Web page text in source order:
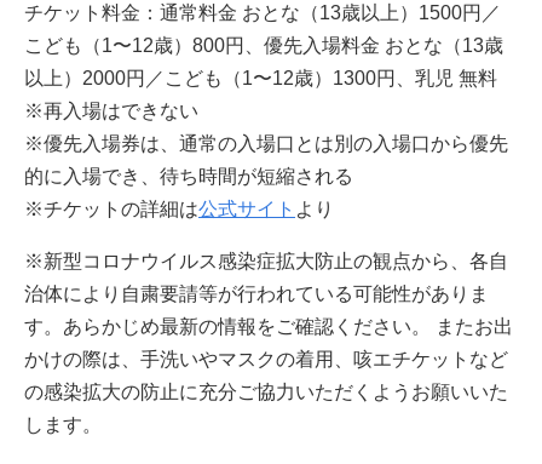
チケット料金：通常料金 おとな（13歳以上）1500円／
こども（1〜12歳）800円、優先入場料金 おとな（13歳
以上）2000円／こども（1〜12歳）1300円、乳児 無料
※再⼊場はできない
※優先入場券は、通常の入場口とは別の入場口から優先
的に入場でき、待ち時間が短縮される
※チケットの詳細は公式サイト より
※新型コロナウイルス感染症拡大防止の観点から、各自
治体により自粛要請等が行われている可能性がありま
す。あらかじめ最新の情報をご確認ください。 またお出
かけの際は、手洗いやマスクの着用、咳エチケットなど
の感染拡大の防止に充分ご協力いただくようお願いいた
します。